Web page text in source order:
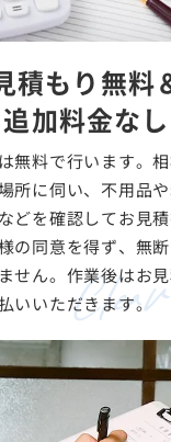
積もり無料
追加料金なし
無料で行います。
所に伺い、不用品
どを確認してお見
の同意を得ず、無
せん。作業後はお
いいただきます。